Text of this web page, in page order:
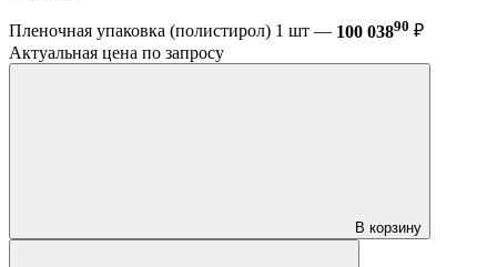
Пленочная упаковка (полистирол) 1 шт — 100 03890 ₽
Актуальная цена по запросу
В корзину